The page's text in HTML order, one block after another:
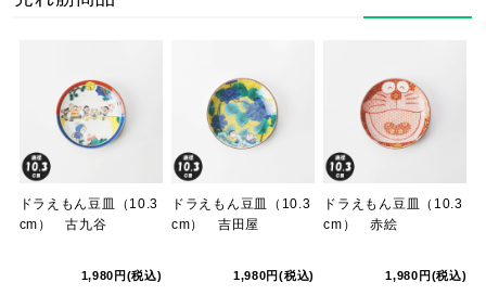
ドラえもん豆皿（10.3
cm） 古九谷
1,980円(税込)
ドラえもん豆皿（10.3
cm） 吉田屋
1,980円(税込)
ドラえもん豆皿（10.3
cm） 赤絵
1,980円(税込)